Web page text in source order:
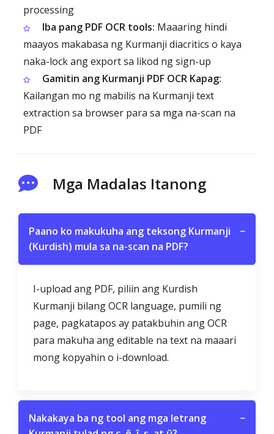
processing
Iba pang PDF OCR tools: Maaaring hindi
maayos makabasa ng Kurmanji diacritics o kaya
naka-lock ang export sa likod ng sign-up
Gamitin ang Kurmanji PDF OCR Kapag:
Kailangan mo ng mabilis na Kurmanji text
extraction sa browser para sa mga na-scan na
PDF
Mga Madalas Itanong
Paano ko makukuha ang teksong Kurmanji
(Kurdish) mula sa na-scan na PDF?
−
I-upload ang PDF, piliin ang Kurdish
Kurmanji bilang OCR language, pumili ng
page, pagkatapos ay patakbuhin ang OCR
para makuha ang editable na text na maaari
mong kopyahin o i-download.
Nakakaya ba ng tool ang mga letrang
−